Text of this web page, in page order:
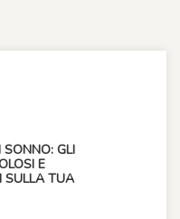
GLI
E
SULLA TUA